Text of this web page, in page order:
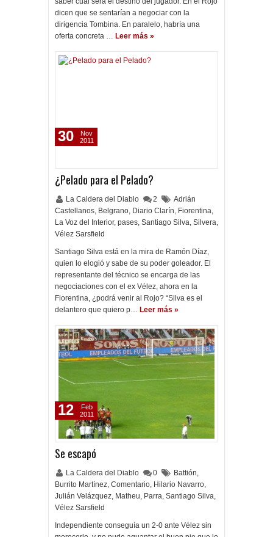
dicen que se sentarían a negociar con la
dirigencia Tombina. En paralelo, habría una
oferta concreta … Leer más »
¿Pelado para el Pelado?
La Caldera del Diablo 2
Adrián
Castellanos, Belgrano, Diario Clarín, Fiorentina,
La Voz del Interior, pases, Santiago Silva, Silvera,
Vélez Sarsfield
Santiago Silva está en la mira de Ramón Díaz,
quien lo elogió y sabe de su poder goleador. El
representante del técnico se encarga de las
negociaciones con el ex Vélez, ahora en la
Fiorentina, ¿podrá venir al Rojo? “Silva es el
delantero que quiero p… Leer más »
30
Nov
2011
Se escapó
La Caldera del Diablo 0 Battión,
Burrito Martínez, Comentario, Hilario Navarro,
Julián Velázquez, Matheu, Parra, Santiago Silva,
Vélez Sarsfield
Independiente conseguía un 2-0 ante Vélez sin
12
Feb
2011